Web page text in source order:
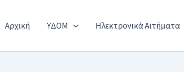
Αρχική ΥΔΟΜ Ηλεκτρονικά Αιτήματα